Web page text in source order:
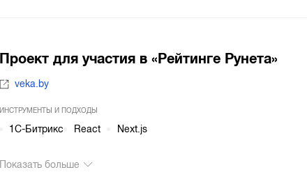
Проект для участия в «Рейтинге Рунета»
veka.by
ИНСТРУМЕНТЫ И ПОДХОДЫ
1С-Битрикс React Next.js
Показать больше